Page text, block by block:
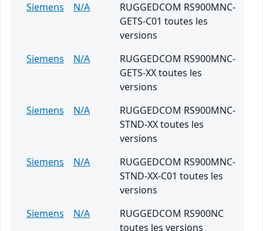
Siemens
N/A
RUGGEDCOM RS900MNC-
GETS-C01 toutes les
versions
Siemens
N/A
RUGGEDCOM RS900MNC-
GETS-XX toutes les
versions
Siemens
N/A
RUGGEDCOM RS900MNC-
STND-XX toutes les
versions
Siemens
N/A
RUGGEDCOM RS900MNC-
STND-XX-C01 toutes les
versions
Siemens
N/A
RUGGEDCOM RS900NC
toutes les versions